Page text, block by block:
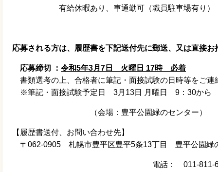
有給休暇あり、車通勤可（職員駐車場有り）
応募される方は、履歴書を下記送付先に郵送、又は直接お
応募締切 ： 令和5年3月 7 日 火曜日 17時 必着
書類選考の上、合格者に筆記・面接試験の日時等をご連
※筆記・面接試験予定日 3月 13日 月曜日 9 ： 30か
（会場：豊平公園緑のセンター）
【履歴書送付、お問い合わせ先】
〒 062-0905 札幌市豊平区豊平5条13丁目 豊平公園
電話： 011-811-